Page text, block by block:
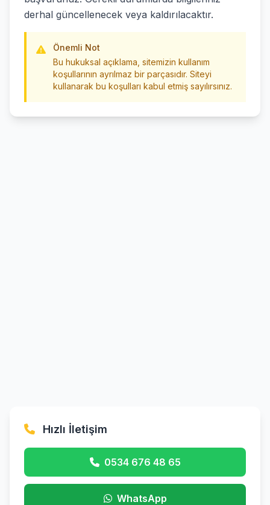
derhal güncellenecek veya kaldırılacaktır.
Önemli Not
Bu hukuksal açıklama, sitemizin kullanım
koşullarının ayrılmaz bir parçasıdır. Siteyi
kullanarak bu koşulları kabul etmiş sayılırsınız.
Hızlı İletişim
0534 676 48 65
WhatsApp